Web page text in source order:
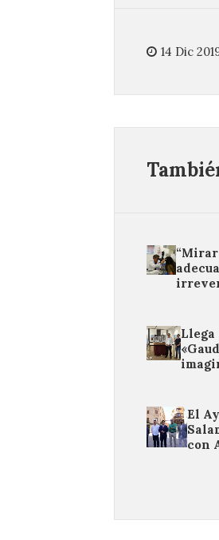
14 Dic
Llega
El
con